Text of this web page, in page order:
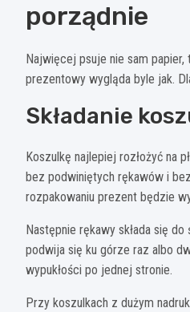
porządnie
Najwięcej psuje nie sam
prezentowy wygląda byle jak.
Składanie
Koszulkę najlepiej rozłożyć na
bez podwiniętych rękawów i
rozpakowaniu prezent będzie
Następnie rękawy składa się
podwija się ku górze raz albo
wypukłości po jednej stronie.
Przy koszulkach z dużym